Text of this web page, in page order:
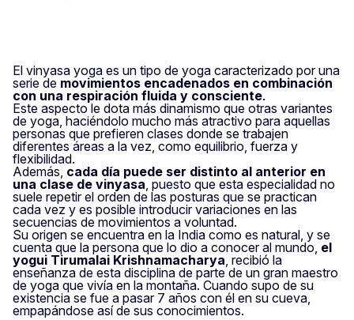
El vinyasa yoga es un tipo de yoga caracterizado por una
serie de movimientos encadenados en combinación
con una respiración fluida y consciente.
Este aspecto le dota más dinamismo que otras variantes
de yoga, haciéndolo mucho más atractivo para aquellas
personas que prefieren clases donde se trabajen
diferentes áreas a la vez, como equilibrio, fuerza y
flexibilidad.
Además, cada día puede ser distinto al anterior en
una clase de vinyasa, puesto que esta especialidad no
suele repetir el orden de las posturas que se practican
cada vez y es posible introducir variaciones en las
secuencias de movimientos a voluntad.
Su origen se encuentra en la India como es natural, y se
cuenta que la persona que lo dio a conocer al mundo, el
yogui Tirumalai Krishnamacharya, recibió la
enseñanza de esta disciplina de parte de un gran maestro
de yoga que vivía en la montaña. Cuando supo de su
existencia se fue a pasar 7 años con él en su cueva,
empapándose así de sus conocimientos.